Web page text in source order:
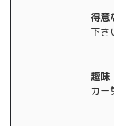
得意
下さ
趣味
カー